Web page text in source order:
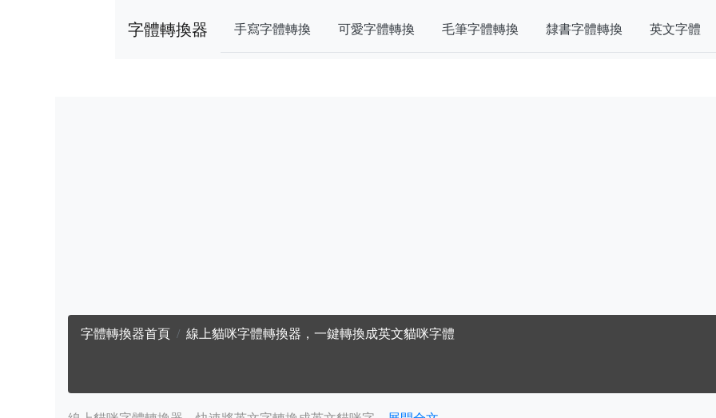
字體轉換器 手寫字體轉換 可愛字體轉換 毛筆字體轉換 隸書字體轉換 英文字體
字體轉換器首頁 線上貓咪字體轉換器，一鍵轉換成英文貓咪字體